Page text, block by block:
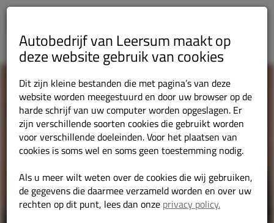
Autobedrijf van Leersum maakt op
deze website gebruik van cookies
Dit zijn kleine bestanden die met pagina’s van deze
website worden meegestuurd en door uw browser op de
harde schrijf van uw computer worden opgeslagen. Er
zijn verschillende soorten cookies die gebruikt worden
voor verschillende doeleinden. Voor het plaatsen van
cookies is soms wel en soms geen toestemming nodig.
Als u meer wilt weten over de cookies die wij gebruiken,
de gegevens die daarmee verzameld worden en over uw
rechten op dit punt, lees dan onze privacy policy.